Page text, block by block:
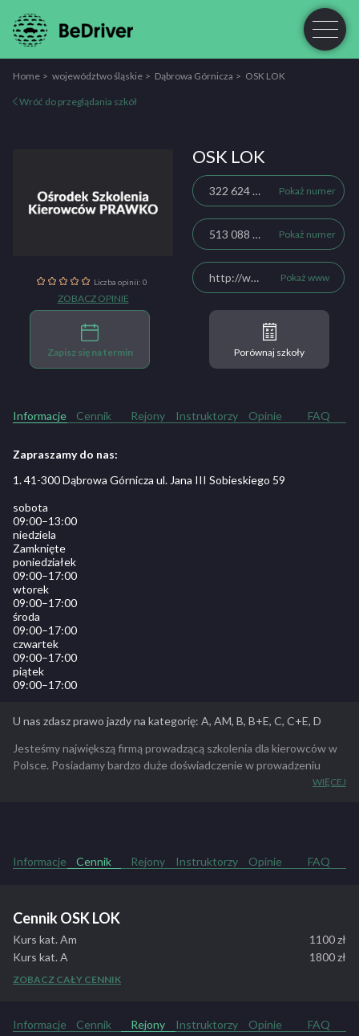
Home województwo śląskie Dąbrowa Górnicza OSK LOK
Wróć do przeglądania szkół
Liczba opinii: 0
ZOBACZ OPINIE
OSK LOK
322 624 412 Pokaż numer
513 088 035 Pokaż numer
http://www.prawko.szkola.pl/ Pokaż www
Zapisz się na termin Porównaj szkoły
Informacje Cennik Rejony Instruktorzy Opinie FAQ
Zapraszamy do nas:
1. 41-300 Dąbrowa Górnicza ul. Jana III Sobieskiego 59
sobota
09:00–13:00
niedziela
Zamknięte
poniedziałek
09:00–17:00
wtorek
09:00–17:00
środa
09:00–17:00
czwartek
09:00–17:00
piątek
09:00–17:00
U nas zdasz prawo jazdy na kategorię: A, AM, B, B+E, C, C+E, D
Jesteśmy największą firmą prowadzącą szkolenia dla kierowców w
Polsce. Posiadamy bardzo duże doświadczenie w prowadzeniu
WIĘCEJ
Informacje Cennik Rejony Instruktorzy Opinie FAQ
Cennik OSK LOK
Kurs kat. Am
1100 zł
Kurs kat. A
1800 zł
Kurs kat. B
Kurs kat. C+E
2700 zł
ZOBACZ CAŁY CENNIK
Informacje Cennik Rejony Instruktorzy Opinie FAQ